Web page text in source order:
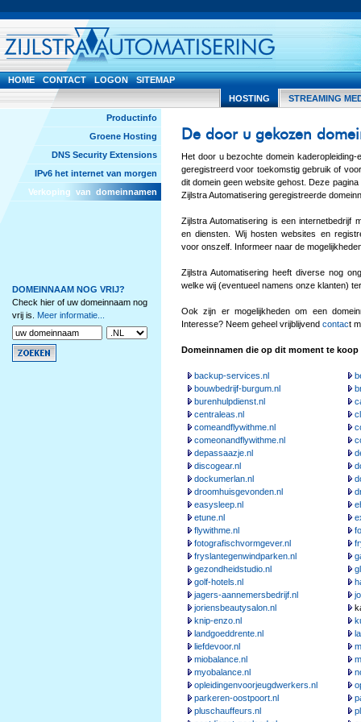
HOME CONTACT LOGON
SITEMAP
HOSTING
STREAMING
Productinfo
Groene Hosting
DNS Security Extensions
IPv6 het internet van morgen
Verkoping van domeinnamen
DOMEINNAAM NOG VRIJ?
Check hier of uw domeinnaam nog
vrij is. Meer informatie...
De door u gekozen
Het door u bezochte domein
geregistreerd voor toekomstig gebruik of
dit domein geen website gehost. Deze
Zijlstra Automatisering geregistreerde
Zijlstra Automatisering is een internetbedrijf
en diensten. Wij hosten websites en
voor onszelf. Informeer naar de
Zijlstra Automatisering heeft diverse nog
welke wij (eventueel namens onze klanten)
Ook zijn er mogelijkheden om een
Interesse? Neem geheel vrijblijvend contact
Domeinnamen die op dit moment te
backup-services.nl
bouwbedrijf-burgum.nl
burenhulpdienst.nl
centraleas.nl
comeandflywithme.nl
comeonandflywithme.nl
depassaazje.nl
discogear.nl
dockumerlan.nl
droomhuisgevonden.nl
easysleep.nl
etune.nl
flywithme.nl
fotografischvormgever.nl
fryslantegenwindparken.nl
gezondheidstudio.nl
golf-hotels.nl
jagers-aannemersbedrijf.nl
joriensbeautysalon.nl
knip-enzo.nl
landgoeddrente.nl
liefdevoor.nl
miobalance.nl
myobalance.nl
opleidingenvoorjeugdwerkers.nl
parkeren-oostpoort.nl
pluschauffeurs.nl